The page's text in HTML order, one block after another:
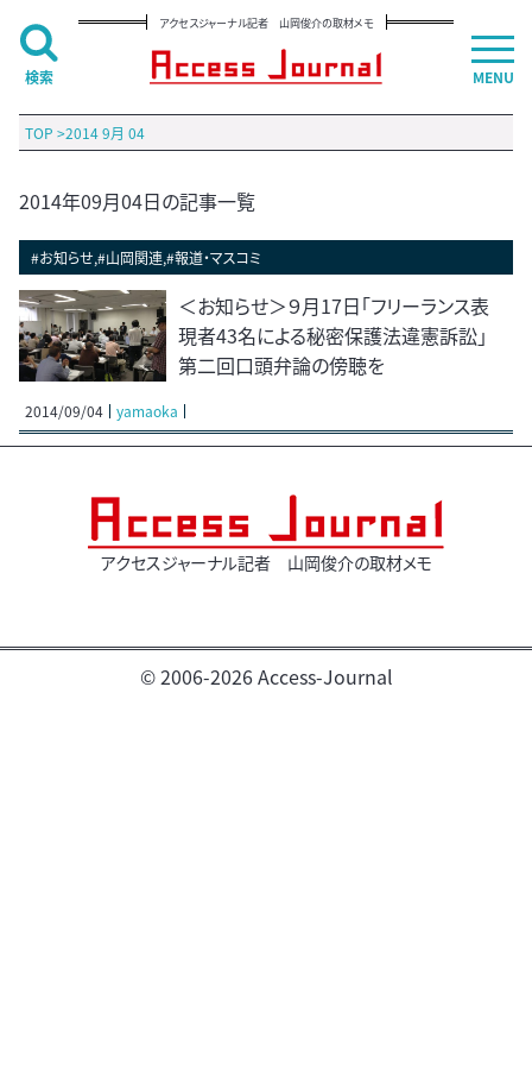
アクセスジャーナル記者 山岡俊介の取材メモ
TOP >2014 9月 04
2014年09月04日の記事一覧
#お知らせ,#山岡関連,#報道・マスコミ
＜お知らせ＞９月17日「フリーランス表
現者43名による秘密保護法違憲訴訟」
第二回口頭弁論の傍聴を
2014/09/04 yamaoka
アクセスジャーナル記者 山岡俊介の取材メモ
© 2006-2026 Access-Journal
MENU
検索